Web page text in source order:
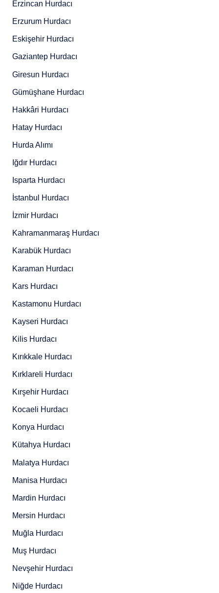
Erzincan Hurdacı
Erzurum Hurdacı
Eskişehir Hurdacı
Gaziantep Hurdacı
Giresun Hurdacı
Gümüşhane Hurdacı
Hakkâri Hurdacı
Hatay Hurdacı
Hurda Alımı
Iğdır Hurdacı
Isparta Hurdacı
İstanbul Hurdacı
İzmir Hurdacı
Kahramanmaraş Hurdacı
Karabük Hurdacı
Karaman Hurdacı
Kars Hurdacı
Kastamonu Hurdacı
Kayseri Hurdacı
Kilis Hurdacı
Kırıkkale Hurdacı
Kırklareli Hurdacı
Kırşehir Hurdacı
Kocaeli Hurdacı
Konya Hurdacı
Kütahya Hurdacı
Malatya Hurdacı
Manisa Hurdacı
Mardin Hurdacı
Mersin Hurdacı
Muğla Hurdacı
Muş Hurdacı
Nevşehir Hurdacı
Niğde Hurdacı